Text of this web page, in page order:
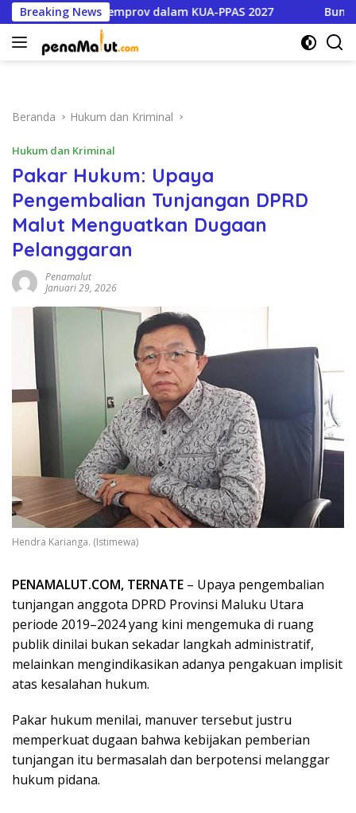
Langsung
ke
konten
Breaking News
Pemprov dalam KUA-PPAS 2027 Buntut
Beranda Hukum dan Kriminal
Hukum dan Kriminal
Pakar Hukum: Upaya
Pengembalian Tunjangan DPRD
Malut Menguatkan Dugaan
Pelanggaran
Penamalut
Januari 29, 2026
Hendra Karianga. (Istimewa)
PENAMALUT.COM, TERNATE – Upaya pengembalian
tunjangan anggota DPRD Provinsi Maluku Utara
periode 2019–2024 yang kini mengemuka di ruang
publik dinilai bukan sekadar langkah administratif,
melainkan mengindikasikan adanya pengakuan implisit
atas kesalahan hukum.
Pakar hukum menilai, manuver tersebut justru
memperkuat dugaan bahwa kebijakan pemberian
tunjangan itu bermasalah dan berpotensi melanggar
hukum pidana.